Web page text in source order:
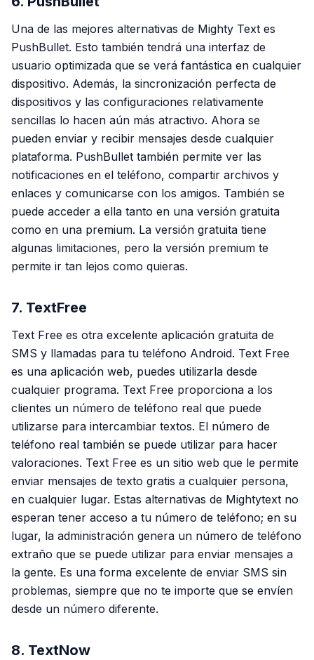
Una de las mejores alternativas de Mighty Text es
PushBullet. Esto también tendrá una interfaz de
usuario optimizada que se verá fantástica en cualquier
dispositivo. Además, la sincronización perfecta de
dispositivos y las configuraciones relativamente
sencillas lo hacen aún más atractivo. Ahora se
pueden enviar y recibir mensajes desde cualquier
plataforma. PushBullet también permite ver las
notificaciones en el teléfono, compartir archivos y
enlaces y comunicarse con los amigos. También se
puede acceder a ella tanto en una versión gratuita
como en una premium. La versión gratuita tiene
algunas limitaciones, pero la versión premium te
permite ir tan lejos como quieras.
7. TextFree
Text Free es otra excelente aplicación gratuita de
SMS y llamadas para tu teléfono Android. Text Free
es una aplicación web, puedes utilizarla desde
cualquier programa. Text Free proporciona a los
clientes un número de teléfono real que puede
utilizarse para intercambiar textos. El número de
teléfono real también se puede utilizar para hacer
valoraciones. Text Free es un sitio web que le permite
enviar mensajes de texto gratis a cualquier persona,
en cualquier lugar. Estas alternativas de Mightytext no
esperan tener acceso a tu número de teléfono; en su
lugar, la administración genera un número de teléfono
extraño que se puede utilizar para enviar mensajes a
la gente. Es una forma excelente de enviar SMS sin
problemas, siempre que no te importe que se envíen
desde un número diferente.
8. TextNow